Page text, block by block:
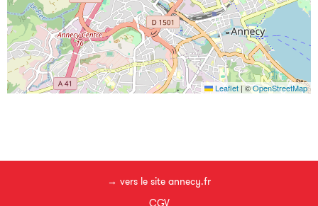
Leaflet|©OpenStreetMap
→ vers le site annecy.fr